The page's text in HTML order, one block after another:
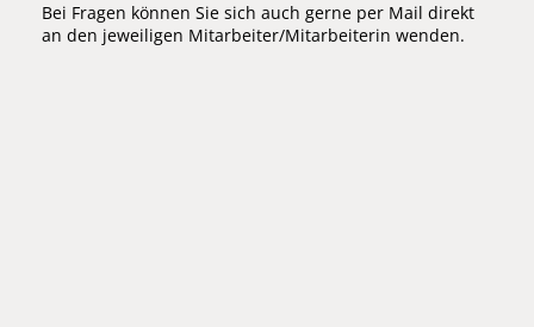
Bei Fragen können Sie sich auch gerne per Mail direkt
an den jeweiligen Mitarbeiter/Mitarbeiterin wenden.